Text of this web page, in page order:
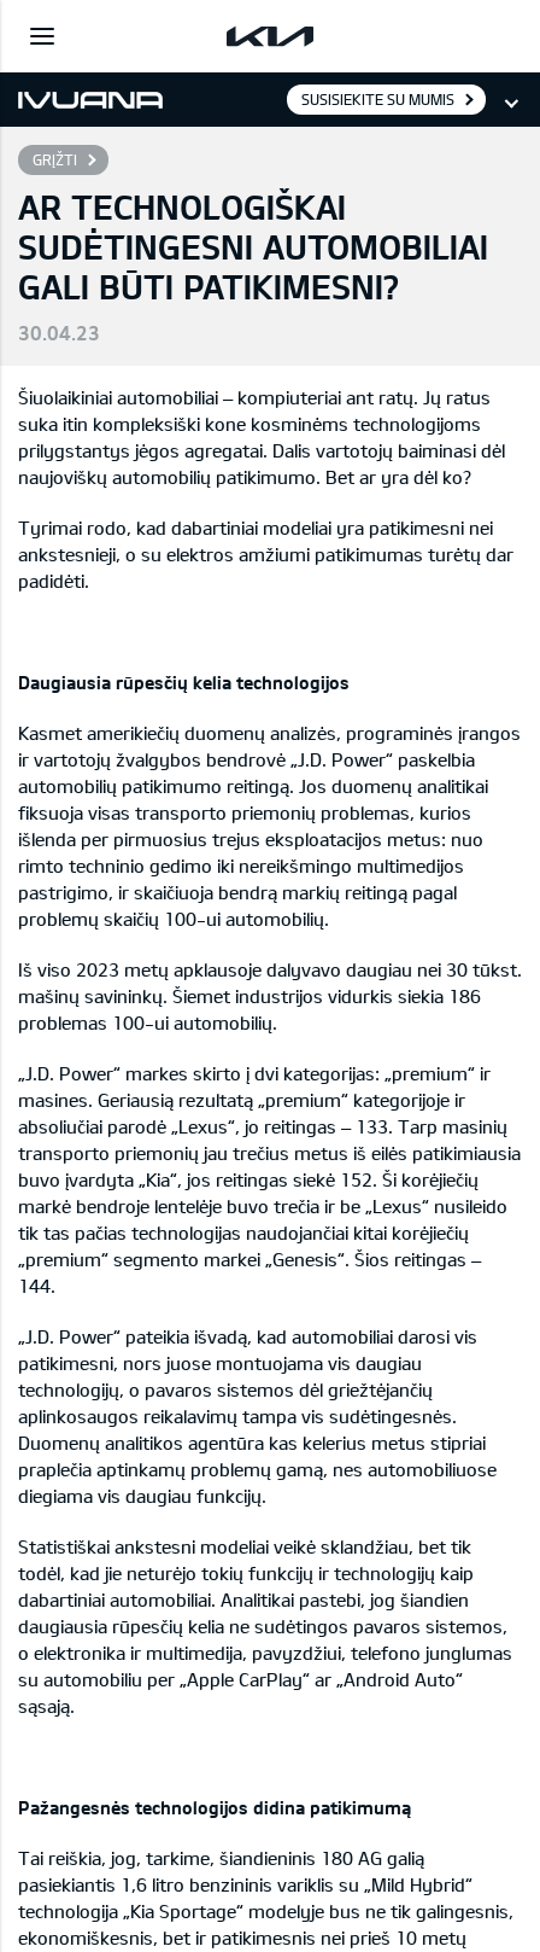
SUSISIEKITE SU MUMIS
GRĮŽTI
AR TECHNOLOGIŠKAI
SUDĖTINGESNI AUTOMOBILIAI
GALI BŪTI PATIKIMESNI?
30.04.23
Šiuolaikiniai automobiliai – kompiuteriai ant ratų. Jų ratus
suka itin kompleksiški kone kosminėms technologijoms
prilygstantys jėgos agregatai. Dalis vartotojų baiminasi dėl
naujoviškų automobilių patikimumo. Bet ar yra dėl ko?
Tyrimai rodo, kad dabartiniai modeliai yra patikimesni nei
ankstesnieji, o su elektros amžiumi patikimumas turėtų dar
padidėti.
Daugiausia rūpesčių kelia technologijos
Kasmet amerikiečių duomenų analizės, programinės įrangos
ir vartotojų žvalgybos bendrovė „J.D. Power“ paskelbia
automobilių patikimumo reitingą. Jos duomenų analitikai
fiksuoja visas transporto priemonių problemas, kurios
išlenda per pirmuosius trejus eksploatacijos metus: nuo
rimto techninio gedimo iki nereikšmingo multimedijos
pastrigimo, ir skaičiuoja bendrą markių reitingą pagal
problemų skaičių 100-ui automobilių.
Iš viso 2023 metų apklausoje dalyvavo daugiau nei 30 tūkst.
mašinų savininkų. Šiemet industrijos vidurkis siekia 186
problemas 100-ui automobilių.
„J.D. Power“ markes skirto į dvi kategorijas: „premium“ ir
masines. Geriausią rezultatą „premium“ kategorijoje ir
absoliučiai parodė „Lexus“, jo reitingas – 133. Tarp masinių
transporto priemonių jau trečius metus iš eilės patikimiausia
buvo įvardyta „Kia“, jos reitingas siekė 152. Ši korėjiečių
markė bendroje lentelėje buvo trečia ir be „Lexus“ nusileido
tik tas pačias technologijas naudojančiai kitai korėjiečių
„premium“ segmento markei „Genesis“. Šios reitingas –
144.
„J.D. Power“ pateikia išvadą, kad automobiliai darosi vis
patikimesni, nors juose montuojama vis daugiau
technologijų, o pavaros sistemos dėl griežtėjančių
aplinkosaugos reikalavimų tampa vis sudėtingesnės.
Duomenų analitikos agentūra kas kelerius metus stipriai
praplečia aptinkamų problemų gamą, nes automobiliuose
diegiama vis daugiau funkcijų.
Statistiškai ankstesni modeliai veikė sklandžiau, bet tik
todėl, kad jie neturėjo tokių funkcijų ir technologijų kaip
dabartiniai automobiliai. Analitikai pastebi, jog šiandien
daugiausia rūpesčių kelia ne sudėtingos pavaros sistemos,
o elektronika ir multimedija, pavyzdžiui, telefono junglumas
su automobiliu per „Apple CarPlay“ ar „Android Auto“
sąsają.
Pažangesnės technologijos didina patikimumą
Tai reiškia, jog, tarkime, šiandieninis 180 AG galią
pasiekiantis 1,6 litro benzininis variklis su „Mild Hybrid“
technologija „Kia Sportage“ modelyje bus ne tik galingesnis,
ekonomiškesnis, bet ir patikimesnis nei prieš 10 metų